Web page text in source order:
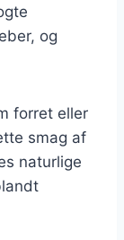
og
forret eller
smag af
naturlige